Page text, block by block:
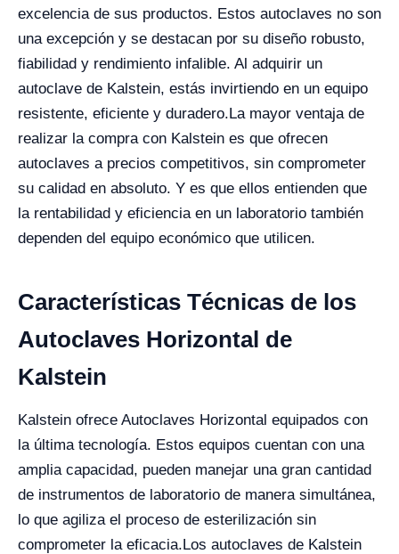
excelencia de sus productos. Estos autoclaves no son
una excepción y se destacan por su diseño robusto,
fiabilidad y rendimiento infalible. Al adquirir un
autoclave de Kalstein, estás invirtiendo en un equipo
resistente, eficiente y duradero.La mayor ventaja de
realizar la compra con Kalstein es que ofrecen
autoclaves a precios competitivos, sin comprometer
su calidad en absoluto. Y es que ellos entienden que
la rentabilidad y eficiencia en un laboratorio también
dependen del equipo económico que utilicen.
Características Técnicas de los
Autoclaves Horizontal de
Kalstein
Kalstein ofrece Autoclaves Horizontal equipados con
la última tecnología. Estos equipos cuentan con una
amplia capacidad, pueden manejar una gran cantidad
de instrumentos de laboratorio de manera simultánea,
lo que agiliza el proceso de esterilización sin
comprometer la eficacia.Los autoclaves de Kalstein